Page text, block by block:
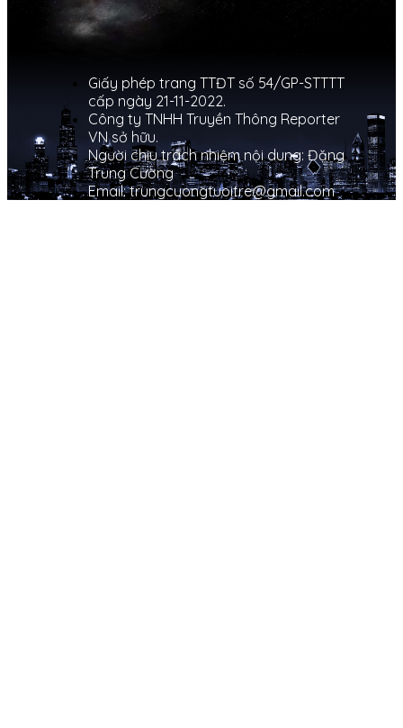
Giấy phép trang TTĐT số 54/GP-STTTT
cấp ngày 21-11-2022.
Công ty TNHH Truyền Thông Reporter
VN sở hữu.
Người chịu trách nhiệm nội dung: Đặng
Trung Cường
Email: trungcuongtuoitre@gmail.com